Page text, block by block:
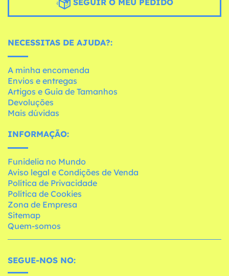
SEGUIR O MEU PEDIDO
NECESSITAS DE AJUDA?:
A minha encomenda
Envios e entregas
Artigos e Guia de Tamanhos
Devoluções
Mais dúvidas
INFORMAÇÃO:
Funidelia no Mundo
Aviso legal e Condições de Venda
Política de Privacidade
Política de Cookies
Zona de Empresa
Sitemap
Quem-somos
SEGUE-NOS NO: